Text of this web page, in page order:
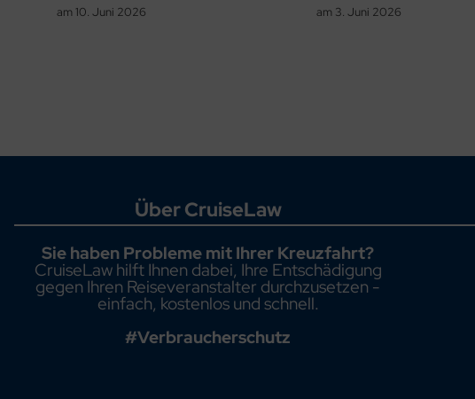
am 10. Juni 2026 am 3. Juni 2026
Über CruiseLaw
Sie haben Probleme mit Ihrer Kreuzfahrt?
CruiseLaw hilft Ihnen dabei, Ihre Entschädigung
gegen Ihren Reiseveranstalter durchzusetzen -
einfach, kostenlos und schnell.
#Verbraucherschutz